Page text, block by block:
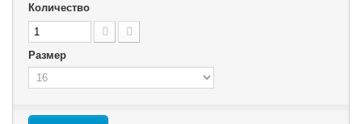
Количество
Размер